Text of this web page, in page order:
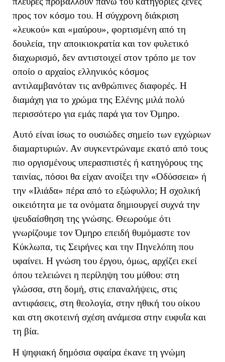
προς τον κόσμο του. Η σύγχρονη διάκριση
«λευκού» και «μαύρου», φορτισμένη από τη
δουλεία, την αποικιοκρατία και τον φυλετικό
διαχωρισμό, δεν αντιστοιχεί στον τρόπο με τον
οποίο ο αρχαίος ελληνικός κόσμος
αντιλαμβανόταν τις ανθρώπινες διαφορές. Η
διαμάχη για το χρώμα της Ελένης μιλά πολύ
περισσότερο για εμάς παρά για τον Όμηρο.
Αυτό είναι ίσως το ουσιώδες σημείο των εγχώριων
διαμαρτυριών. Αν συγκεντρώναμε εκατό από τους
πιο οργισμένους υπερασπιστές ή κατηγόρους της
ταινίας, πόσοι θα είχαν ανοίξει την «Οδύσσεια» ή
την «Ιλιάδα» πέρα από το εξώφυλλο; Η σχολική
οικειότητα με τα ονόματα δημιουργεί συχνά την
ψευδαίσθηση της γνώσης. Θεωρούμε ότι
γνωρίζουμε τον Όμηρο επειδή θυμόμαστε τον
Κύκλωπα, τις Σειρήνες και την Πηνελόπη που
υφαίνει. Η γνώση του έργου, όμως, αρχίζει εκεί
όπου τελειώνει η περίληψη του μύθου: στη
γλώσσα, στη δομή, στις επαναλήψεις, στις
αντιφάσεις, στη θεολογία, στην ηθική του οίκου
και στη σκοτεινή σχέση ανάμεσα στην ευφυΐα και
τη βία.
Η ψηφιακή δημόσια σφαίρα έκανε τη γνώμη